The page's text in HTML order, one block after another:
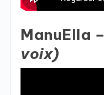
ManuElla –
voix)